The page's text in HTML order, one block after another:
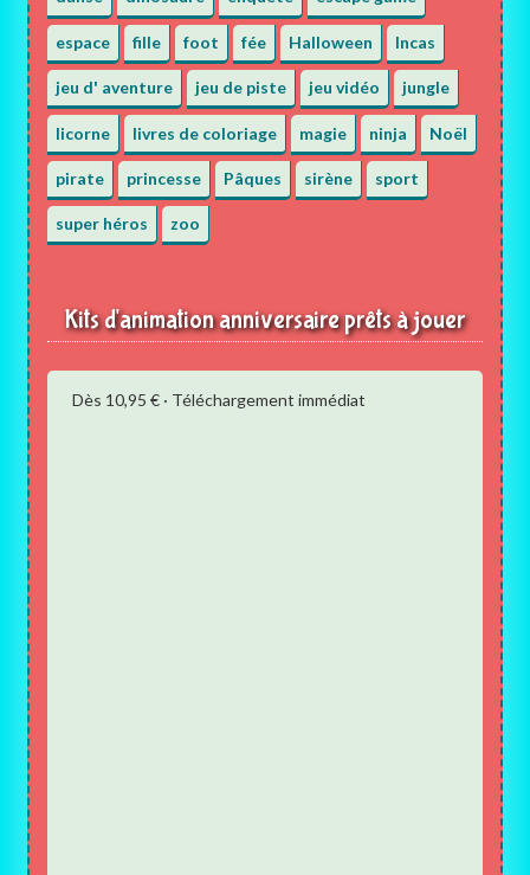
espace fille foot fée Halloween Incas
jeu d' aventure jeu de piste jeu vidéo jungle
licorne livres de coloriage magie ninja Noël
pirate princesse Pâques sirène sport
super héros zoo
Kits d'animation anniversaire prêts à jouer
Dès 10,95 € · Téléchargement immédiat